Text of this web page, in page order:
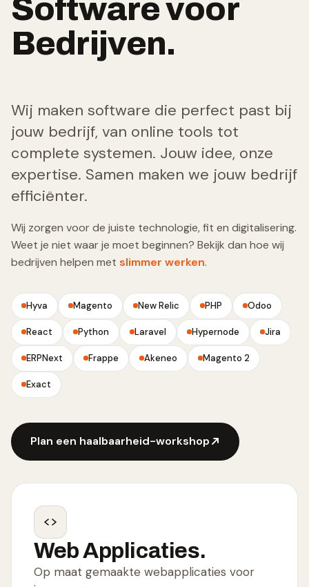
Software voor
Bedrijven.
Wij maken software die perfect past bij
jouw bedrijf, van online tools tot
complete systemen. Jouw idee, onze
expertise. Samen maken we jouw bedrijf
efficiënter.
Wij zorgen voor de juiste technologie, fit en digitalisering.
Weet je niet waar je moet beginnen? Bekijk dan hoe wij
bedrijven helpen met slimmer werken.
Hyva Magento New Relic PHP Odoo
React Python Laravel Hypernode Jira
ERPNext Frappe Akeneo Magento 2
Exact
Plan een haalbaarheid-workshop
Web Applicaties.
Op maat gemaakte webapplicaties voor